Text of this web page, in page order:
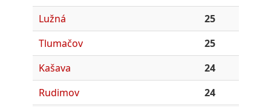
Lužná
25
Tlumačov
25
Kašava
24
Rudimov
24